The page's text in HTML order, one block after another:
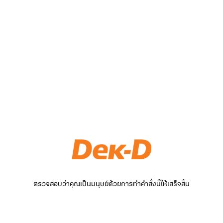
ตรวจสอบว่าคุณเป็นมนุษย์ด้วยการทำคำสั่งนี้ให้เสร็จสิ้น